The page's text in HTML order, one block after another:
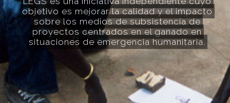
objetivo es mejorar la calidad y el impacto
sobre los medios de subsistencia de
proyectos centrados en el ganado en
situaciones de emergencia humanitaria.